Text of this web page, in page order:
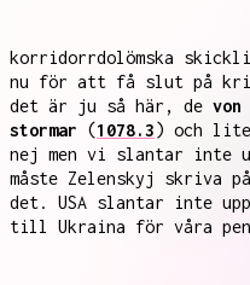
korridorrdolömska
nu för att få slut på
det är ju så här, de von
stormar (1078.3) och
nej men vi slantar inte
måste Zelenskyj skriva
det. USA slantar inte
till Ukraina för våra